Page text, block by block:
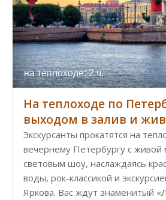
на теплоходе: 2 ч.
На теплоходе по
выходом в залив и
Экскурсанты прокатятся на
вечернему Петербургу с живой
световым шоу, наслаждаясь
воды, рок-классикой и
Яркова. Вас ждут знаменитый